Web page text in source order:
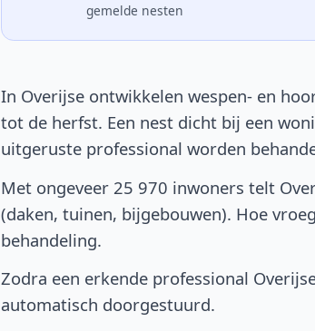
gemelde nesten
In Overijse ontwikkelen wespen- en
tot de herfst. Een nest dicht bij een
uitgeruste professional worden
Met ongeveer 25 970 inwoners telt
(daken, tuinen, bijgebouwen). Hoe
behandeling.
Zodra een erkende professional
automatisch doorgestuurd.